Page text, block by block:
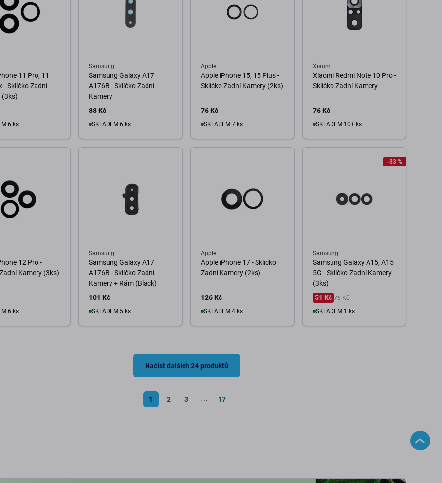
11 Pro, 11
- Sklíčko Zadní
(3ks)
6 ks
Samsung
Samsung Galaxy A17
A176B - Sklíčko Zadní
Kamery
88 Kč
SKLADEM 6 ks
Apple
Apple iPhone 15, 15 Plus -
Sklíčko Zadní Kamery (2ks)
76 Kč
SKLADEM 7 ks
Xiaomi
Xiaomi Redmi Note 10 Pro -
Sklíčko Zadní Kamery
76 Kč
SKLADEM 10+ ks
12 Pro -
Kamery (3ks)
6 ks
Samsung
Samsung Galaxy A17
A176B - Sklíčko Zadní
Kamery + Rám (Black)
101 Kč
SKLADEM 5 ks
Apple
Apple iPhone 17 - Sklíčko
Zadní Kamery (2ks)
126 Kč
SKLADEM 4 ks
-33 %
Samsung
Samsung Galaxy A15, A15
5G - Sklíčko Zadní Kamery
(3ks)
51 Kč 76 Kč
SKLADEM 1 ks
Načíst dalších 24 produktů
1 2 3 ⋯ 17